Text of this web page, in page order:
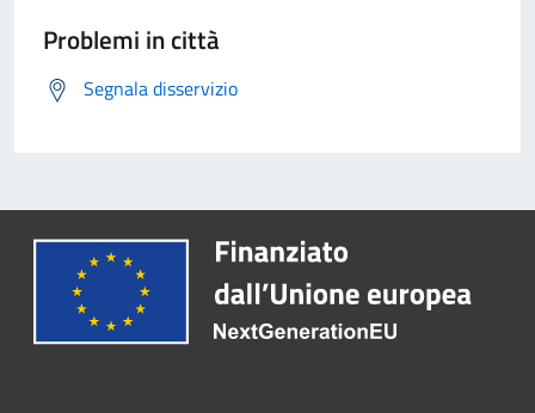
Problemi in città
Segnala disservizio